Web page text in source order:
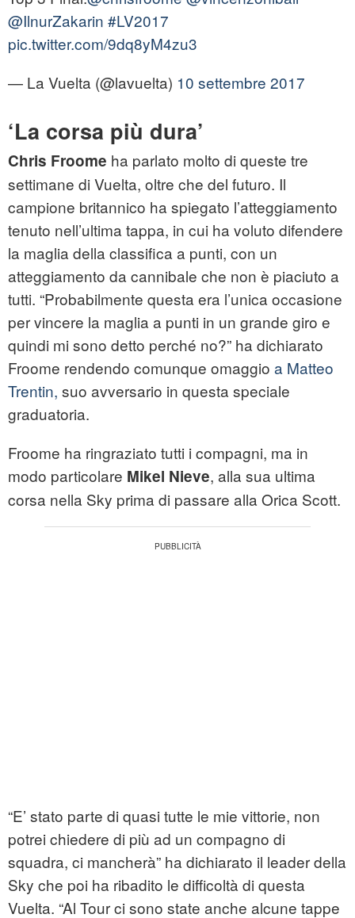
@IlnurZakarin #LV2017
pic.twitter.com/9dq8yM4zu3
— La Vuelta (@lavuelta) 10 settembre 2017
‘La corsa più dura’
Chris Froome ha parlato molto di queste tre
settimane di Vuelta, oltre che del futuro. Il
campione britannico ha spiegato l’atteggiamento
tenuto nell’ultima tappa, in cui ha voluto difendere
la maglia della classifica a punti, con un
atteggiamento da cannibale che non è piaciuto a
tutti. “Probabilmente questa era l’unica occasione
per vincere la maglia a punti in un grande giro e
quindi mi sono detto perché no?” ha dichiarato
Froome rendendo comunque omaggio a Matteo
Trentin, suo avversario in questa speciale
graduatoria.
Froome ha ringraziato tutti i compagni, ma in
modo particolare Mikel Nieve, alla sua ultima
corsa nella Sky prima di passare alla Orica Scott.
“E’ stato parte di quasi tutte le mie vittorie, non
potrei chiedere di più ad un compagno di
squadra, ci mancherà” ha dichiarato il leader della
Sky che poi ha ribadito le difficoltà di questa
Vuelta. “Al Tour ci sono state anche alcune tappe